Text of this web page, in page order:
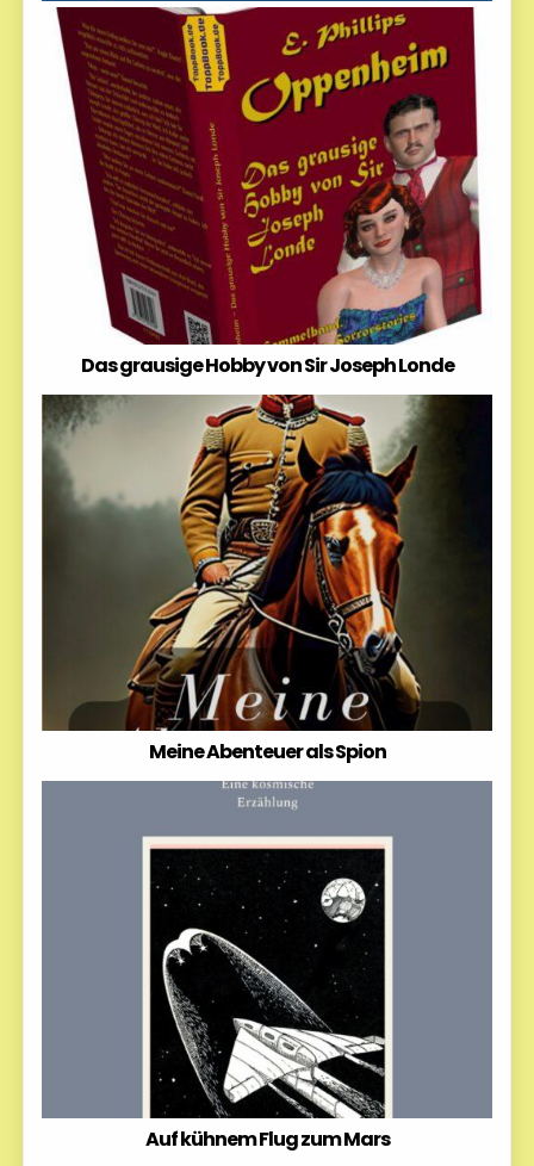
Das grausige Hobby von Sir Joseph Londe
Meine Abenteuer als Spion
Auf kühnem Flug zum Mars